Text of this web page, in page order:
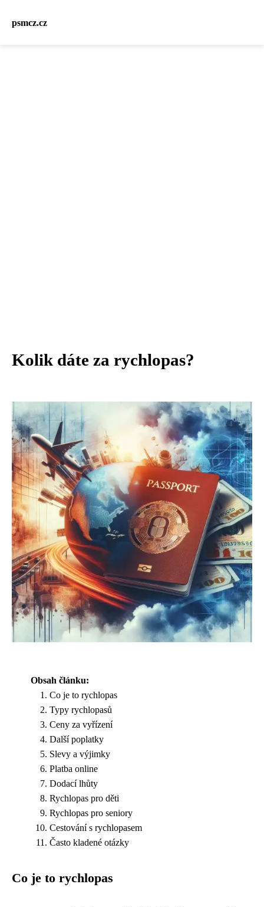
psmcz.cz
Kolik dáte za rychlopas?
Obsah článku:
Co je to rychlopas
Typy rychlopasů
Ceny za vyřízení
Další poplatky
Slevy a výjimky
Platba online
Dodací lhůty
Rychlopas pro děti
Rychlopas pro seniory
Cestování s rychlopasem
Často kladené otázky
Co je to rychlopas